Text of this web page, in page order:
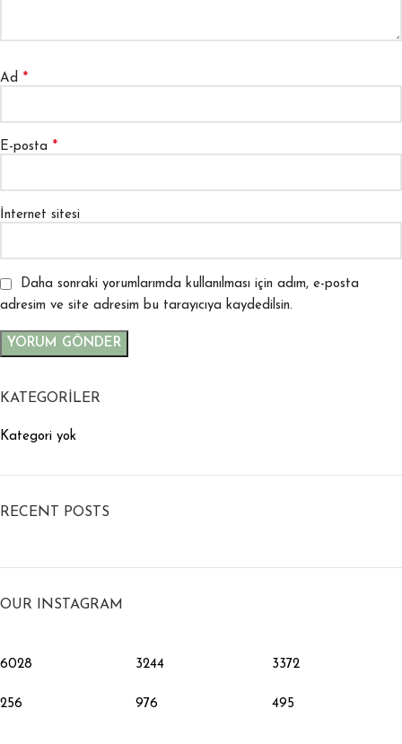
Ad *
E-posta *
İnternet sitesi
Daha sonraki yorumlarımda kullanılması için adım, e-posta
adresim ve site adresim bu tarayıcıya kaydedilsin.
KATEGORILER
Kategori yok
RECENT POSTS
OUR INSTAGRAM
6028
256
3244
976
3372
495